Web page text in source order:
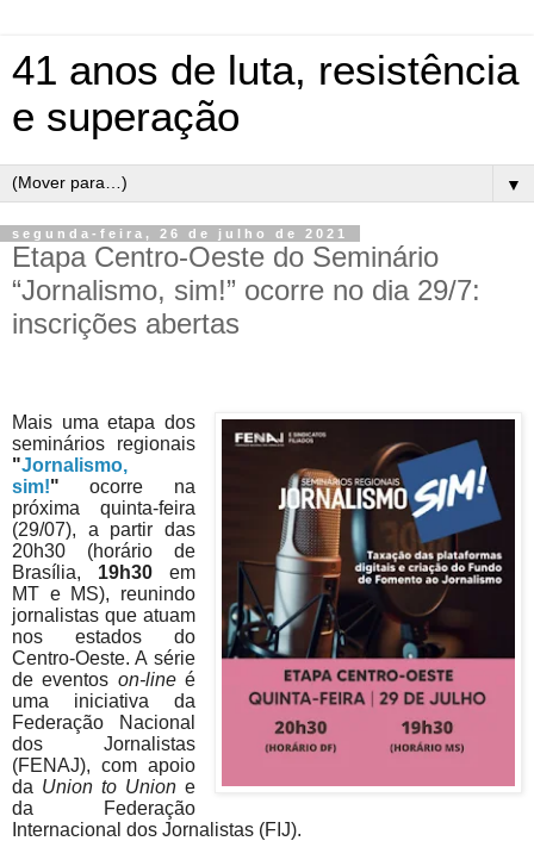
41 anos de luta, resistência
e superação
▼
segunda-feira, 26 de julho de 2021
Etapa Centro-Oeste do Seminário
“Jornalismo, sim!” ocorre no dia 29/7:
inscrições abertas
Mais uma etapa dos
seminários regionais
"Jornalismo,
sim!"
ocorre na
próxima quinta-feira
(29/07), a partir das
20h30 (horário de
Brasília, 19h30em
MT e MS), reunindo
jornalistas que atuam
nos estados do
Centro-Oeste. A série
de eventos on-lineé
uma iniciativa da
Federação Nacional
dos Jornalistas
(FENAJ), com apoio
da Union to Unione
da Federação
Internacional dos Jornalistas (FIJ).